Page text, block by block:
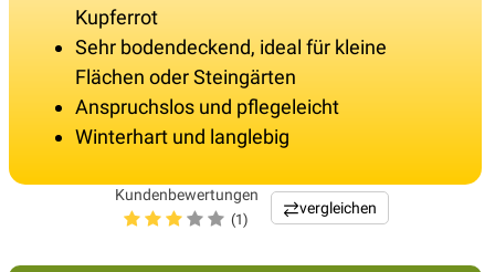
Kupferrot
Sehr bodendeckend, ideal für kleine
Flächen oder Steingärten
Anspruchslos und pflegeleicht
Winterhart und langlebig
Kundenbewertungen
(1)
vergleichen